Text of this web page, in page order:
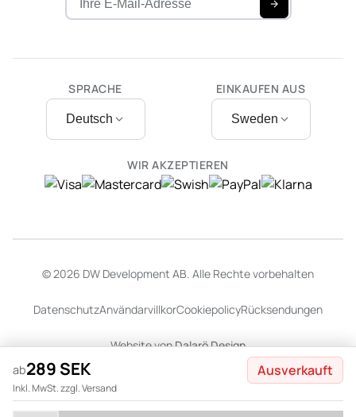
ab289 SEK
Inkl. MwSt. zzgl. Versand
Ausverkauft
SPRACHE
Deutsch
WIR AKZEPTIEREN
EINKAUFEN AUS
Sweden
© 2026 DW Development AB. Alle Rechte vorbehalten
DatenschutzAnvändarvillkorCookiepolicyRücksendungen
Website vonDalarö Design